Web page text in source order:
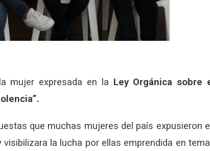
mujer expresada en la Ley Orgánica sobre
que muchas mujeres del país expusieron
la lucha por ellas emprendida en